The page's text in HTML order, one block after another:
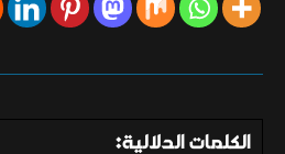
الكلمات الدلالية: